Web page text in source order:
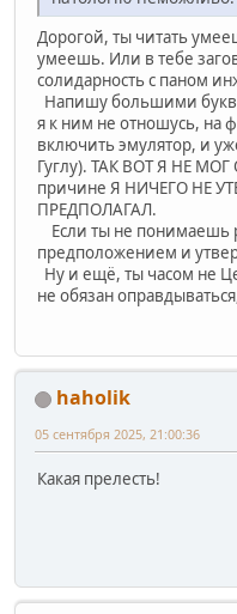
Дорогой, ты читать
умеешь. Или в тебе
солидарность с паном
Напишу большими
я к ним не отношусь, на
включить эмулятор, и
Гуглу). ТАК ВОТ Я НЕ
причине Я НИЧЕГО НЕ
ПРЕДПОЛАГАЛ.
Если ты не понимаешь
предположением и
Ну и ещё, ты часом не
не обязан
haholik
05 сентября 2025, 21:00:36
Какая прелесть!